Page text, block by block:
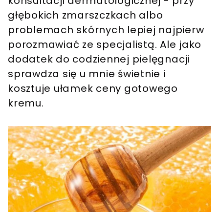
głębokich zmarszczkach albo
problemach skórnych lepiej najpierw
porozmawiać ze specjalistą. Ale jako
dodatek do codziennej pielęgnacji
sprawdza się u mnie świetnie i
kosztuje ułamek ceny gotowego
kremu.